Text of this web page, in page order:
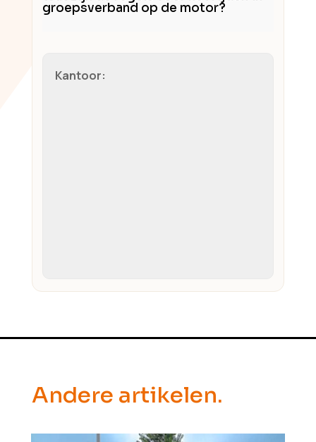
groepsverband op de motor?
Kantoor:
Andere artikelen.